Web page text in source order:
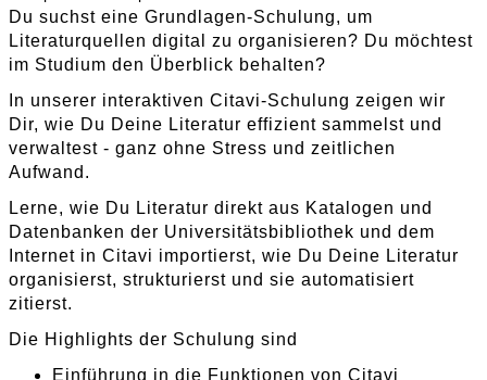
Du suchst eine Grundlagen-Schulung, um
Literaturquellen digital zu organisieren? Du möchtest
im Studium den Überblick behalten?
In unserer interaktiven Citavi-Schulung zeigen wir
Dir, wie Du Deine Literatur effizient sammelst und
verwaltest - ganz ohne Stress und zeitlichen
Aufwand.
Lerne, wie Du Literatur direkt aus Katalogen und
Datenbanken der Universitätsbibliothek und dem
Internet in Citavi importierst, wie Du Deine Literatur
organisierst, strukturierst und sie automatisiert
zitierst.
Die Highlights der Schulung sind
Einführung in die Funktionen von Citavi